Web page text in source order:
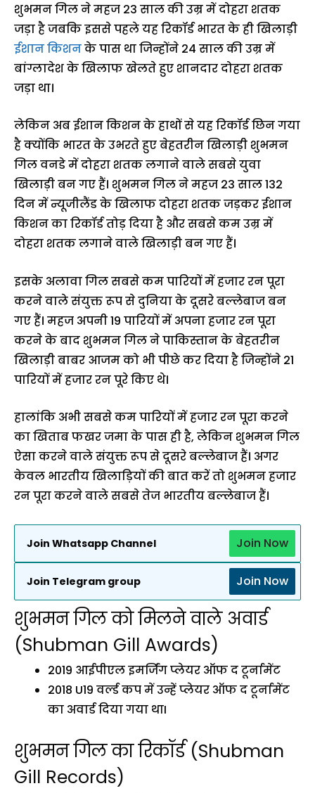
शुभमन गिल ने महज 23 साल की उम्र में दोहरा शतक
जड़ा है जबकि इससे पहले यह रिकॉर्ड भारत के ही खिलाड़ी
ईशान किशनके पास था जिन्होंने 24 साल की उम्र में
बांग्लादेश के खिलाफ खेलते हुए शानदार दोहरा शतक
जड़ा था।
लेकिन अब ईशान किशन के हाथों से यह रिकॉर्ड छिन गया
है क्योंकि भारत के उभरते हुए बेहतरीन खिलाड़ी शुभमन
गिल वनडे में दोहरा शतक लगाने वाले सबसे युवा
खिलाड़ी बन गए हैं। शुभमन गिल ने महज 23 साल 132
दिन में न्यूजीलैंड के खिलाफ दोहरा शतक जड़कर ईशान
किशन का रिकॉर्ड तोड़ दिया है और सबसे कम उम्र में
दोहरा शतक लगाने वाले खिलाड़ी बन गए हैं।
इसके अलावा गिल सबसे कम पारियों में हजार रन पूरा
करने वाले संयुक्त रूप से दुनिया के दूसरे बल्लेबाज बन
गए हैं। महज अपनी 19 पारियों में अपना हजार रन पूरा
करने के बाद शुभमन गिल ने पाकिस्तान के बेहतरीन
खिलाड़ी बाबर आजम को भी पीछे कर दिया है जिन्होंने 21
पारियों में हजार रन पूरे किए थे।
हालांकि अभी सबसे कम पारियों में हजार रन पूरा करने
का खिताब फखर जमा के पास ही है, लेकिन शुभमन गिल
ऐसा करने वाले संयुक्त रूप से दूसरे बल्लेबाज हैं। अगर
केवल भारतीय खिलाड़ियों की बात करें तो शुभमन हजार
रन पूरा करने वाले सबसे तेज भारतीय बल्लेबाज हैं।
Join Whatsapp Channel Join Now
Join Telegram group Join Now
शुभमन गिल को मिलने वाले अवार्ड
(Shubman Gill Awards)
2019 आईपीएल इमर्जिंग प्लेयर ऑफ द टूर्नामेंट
2018 U19 वर्ल्ड कप में उन्हें प्लेयर ऑफ द टूर्नामेंट
का अवार्ड दिया गया थाI
शुभमन गिल का रिकॉर्ड (Shubman
Gill Records)